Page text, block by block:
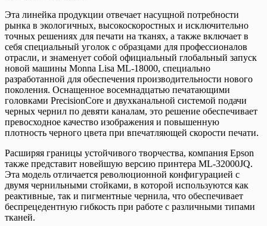
Эта линейка продукции отвечает насущной потребности
рынка в экологичных, высокоскоростных и исключительно
точных решениях для печати на тканях, а также включает в
себя специальный уголок с образцами для профессионалов
отрасли, и знаменует собой официальный глобальный запуск
новой машины Monna Lisa ML-18000, специально
разработанной для обеспечения производительности нового
поколения. Оснащенное восемнадцатью печатающими
головками PrecisionCore и двухканальной системой подачи
черных чернил по девяти каналам, это решение обеспечивает
превосходное качество изображения и повышенную
плотность черного цвета при впечатляющей скорости печати.
Расширяя границы устойчивого творчества, компания Epson
также представит новейшую версию принтера ML-32000JQ.
Эта модель отличается революционной конфигурацией с
двумя чернильными стойками, в которой используются как
реактивные, так и пигментные чернила, что обеспечивает
беспрецедентную гибкость при работе с различными типами
тканей.